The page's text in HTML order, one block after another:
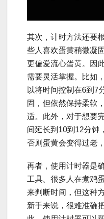
其次，计时方法还要
些人喜欢蛋黄稍微凝
更偏爱流心蛋黄。因
需要灵活掌握。比如
以将时间控制在6到7
固，但依然保持柔软
适。此外，对于想要
间延长到10到12分钟
否则蛋黄会变得过老
再者，使用计时器是
工具。很多人在煮鸡
来判断时间，但这种
新手来说，很难准确